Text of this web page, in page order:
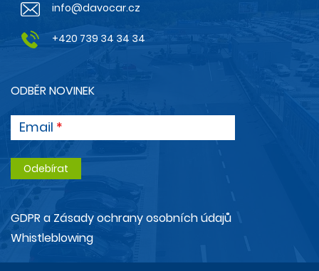
info@davocar.cz
+420 739 34 34 34
ODBĚR NOVINEK
Email
GDPR a Zásady ochrany osobních údajů
Whistleblowing